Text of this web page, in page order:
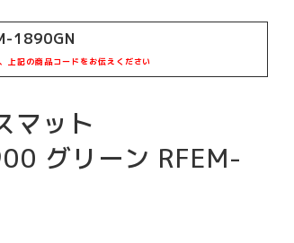
1890GN
上記の商品コードをお伝えください
マット
グリーン RFEM-